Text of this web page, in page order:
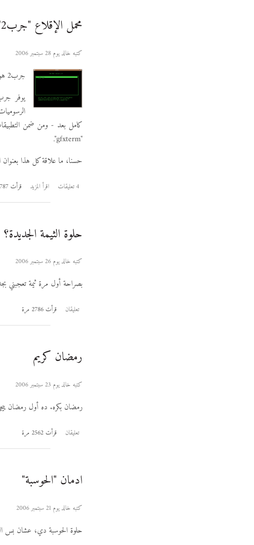
محمل الإقلاع "جرب2" بقائمة عربية
كتبه خالد يوم 28 سبتمبر 2006
جرب2 هو الجيل الثاني من محمل الإقلاع الرائع جرب GRUB.
"gfxterm".
حسنا، ما علاقة كل هذا بعنوان
4 تعليقات اقرأ المزيد قرأت 4787 مرة
حلوة الثيمة الجديدة؟
كتبه خالد يوم 26 سبتمبر 2006
بصراحة أول مرة ثيمة تعجبني
تعليقان قرأت 2786 مرة
رمضان كريم
كتبه خالد يوم 23 سبتمبر 2006
رمضان بكره. ده أول رمضان
تعليقان قرأت 2562 مرة
ادمان "الحوسبة"
كتبه خالد يوم 21 سبتمبر 2006
حلوة الحوسبة دي، عشان بس